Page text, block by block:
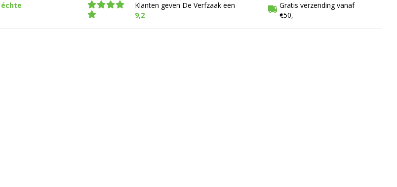
échte
Klanten geven De Verfzaak een
9,2
Gratis verzending vanaf
€50,-